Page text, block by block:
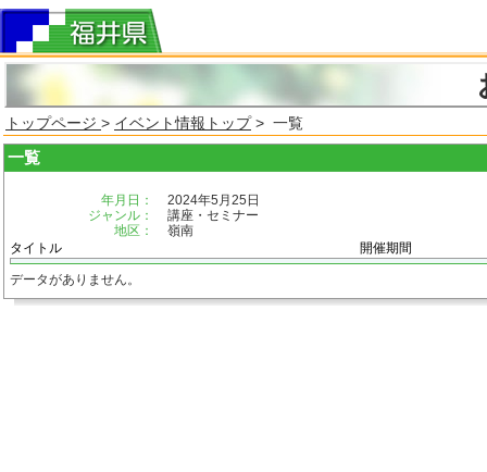
トップページ > イベント情報トップ> 一覧
一覧
年月日：
2024年5月25日
ジャンル：
講座・セミナー
地区：
嶺南
タイトル
開催期間
データがありません。